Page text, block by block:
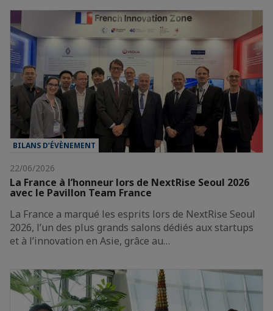
BILANS D’ÉVÈNEMENT
22/06/2026
La France à l’honneur lors de NextRise Seoul 2026
avec le Pavillon Team France
La France a marqué les esprits lors de NextRise Seoul
2026, l’un des plus grands salons dédiés aux startups
et à l’innovation en Asie, grâce au…